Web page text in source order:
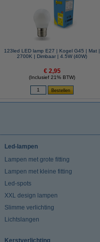
123led LED lamp E27 | Kogel G45 | Mat |
2700K | Dimbaar | 4.5W (40W)
€ 2,95
(Inclusief 21% BTW)
Led-lampen
Lampen met grote fitting
Lampen met kleine fitting
Led-spots
XXL design lampen
Slimme verlichting
Lichtslangen
Kerstverlichting